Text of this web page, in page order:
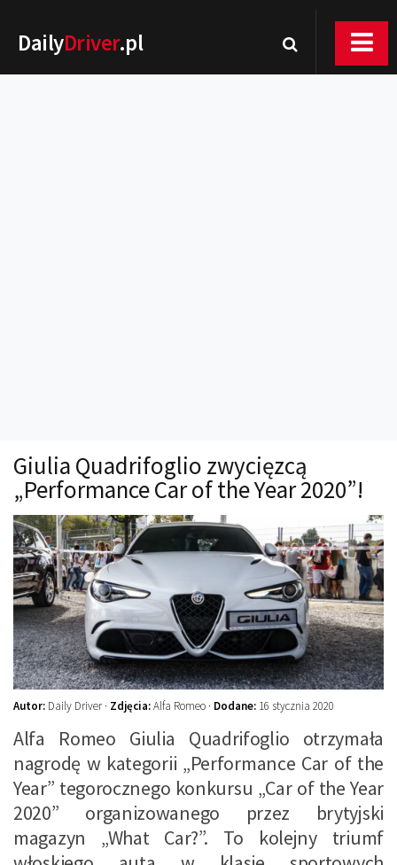
DailyDriver.pl
Technika jazdy
Oświetlenie
Kalkulatory
Przelicznik mocy
Auto z niemiec
Galerie
Giulia Quadrifoglio zwycięzcą
„Performance Car of the Year 2020”!
Autor: Daily Driver · Zdjęcia:Alfa Romeo · Dodane: 16 stycznia 2020
Alfa Romeo Giulia Quadrifoglio otrzymała
nagrodę w kategorii „Performance Car of the
Year” tegorocznego konkursu „Car of the Year
2020” organizowanego przez brytyjski
magazyn „What Car?”. To kolejny triumf